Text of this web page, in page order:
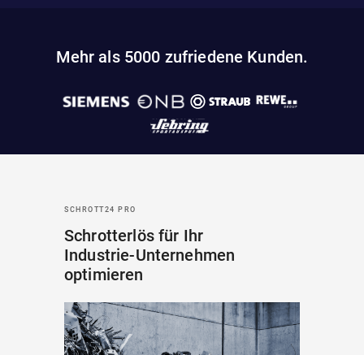
Mehr als 5000 zufriedene Kunden.
SCHROTT24 PRO
Schrotterlös für Ihr
Industrie-Unternehmen
optimieren